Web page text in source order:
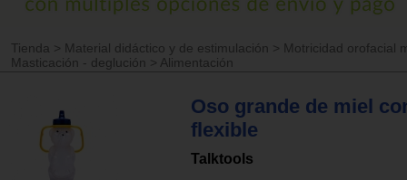
Tienda > Material didáctico y de estimulación > Motricidad orofacial
Masticación - deglución > Alimentación
Oso grande de miel
flexible
Talktools